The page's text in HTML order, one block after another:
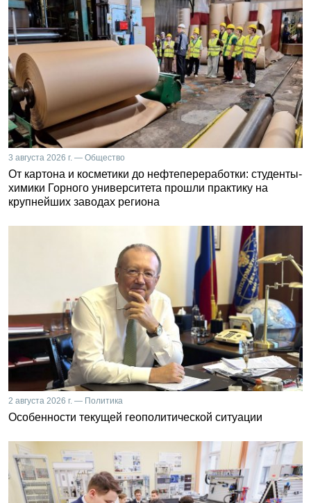
3 августа 2026 г. — Общество
От картона и косметики до нефтепереработки: студенты-
химики Горного университета прошли практику на
крупнейших заводах региона
2 августа 2026 г. — Политика
Особенности текущей геополитической ситуации